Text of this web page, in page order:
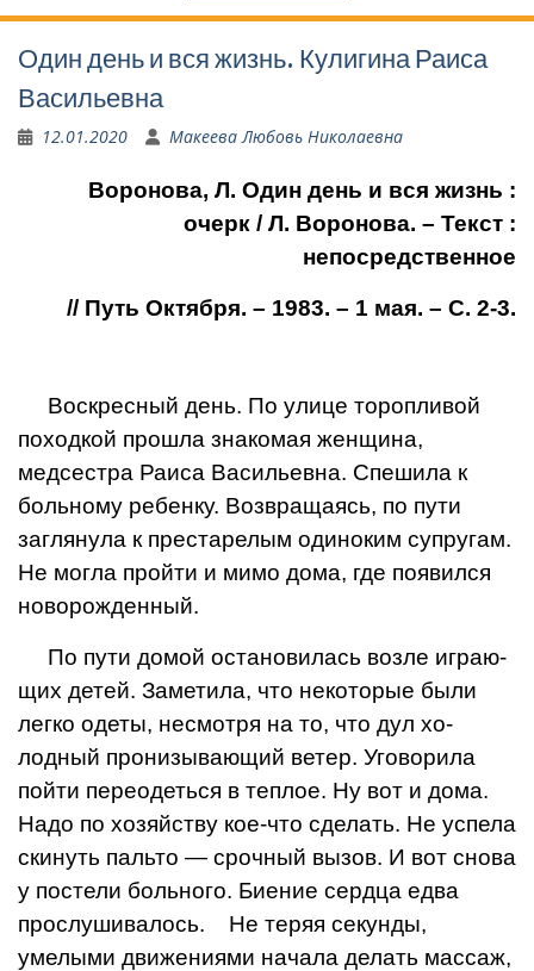
Один день и вся жизнь. Кулигина Раиса
Васильев­на
12.01.2020 Макеева Любовь Николаевна
Воронова, Л. Один день и вся жизнь :
очерк / Л. Воронова. – Текст :
непосредственное
// Путь Октября. – 1983. – 1 мая. – С. 2-3.
Воскресный день. По улице торопливой
поход­кой прошла знакомая женщи­на,
медсестра Раиса Васильев­на. Спешила к
больному ре­бенку. Возвращаясь, по пути
заглянула к престарелым оди­ноким супругам.
Не могла пройти и мимо дома, где поя­вился
новорожденный.
По пути домой оста­новилась возле играю­
щих детей. Заметила, что некоторые были
легко одеты, несмот­ря на то, что дул хо­
лодный пронизывающий ветер. Уговорила
пойти переодеться в теплое. Ну вот и дома.
Надо по хозяйству кое-что сделать. Не успела
скинуть пальто — срочный вызов. И вот снова
у постели больного. Биение сердца едва
прослушивалось. Не теряя секунды,
умелыми дви­жениями начала делать мас­саж,